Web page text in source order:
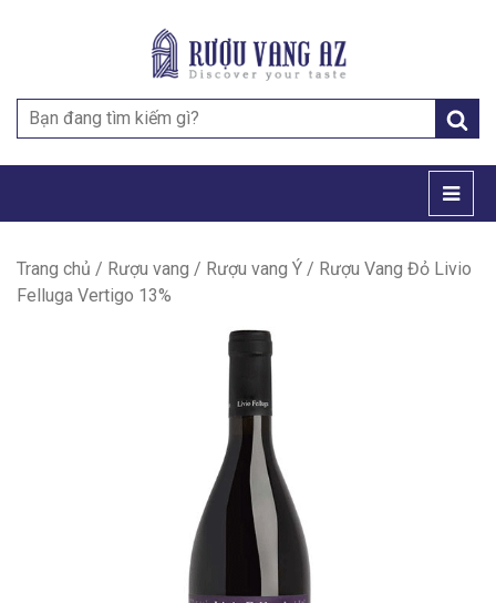
Search
for:
Trang chủ / Rượu vang / Rượu vang Ý / Rượu Vang Đỏ Livio
Felluga Vertigo 13%